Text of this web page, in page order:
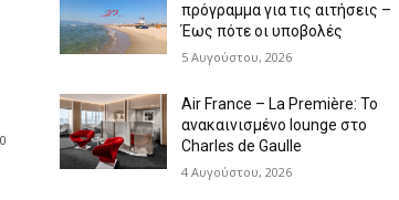
0
πρόγραμμα για τις αιτήσεις –
Έως πότε οι υποβολές
5 Αυγούστου, 2026
Air France – La Première: Το
ανακαινισμένο lounge στο
Charles de Gaulle
4 Αυγούστου, 2026